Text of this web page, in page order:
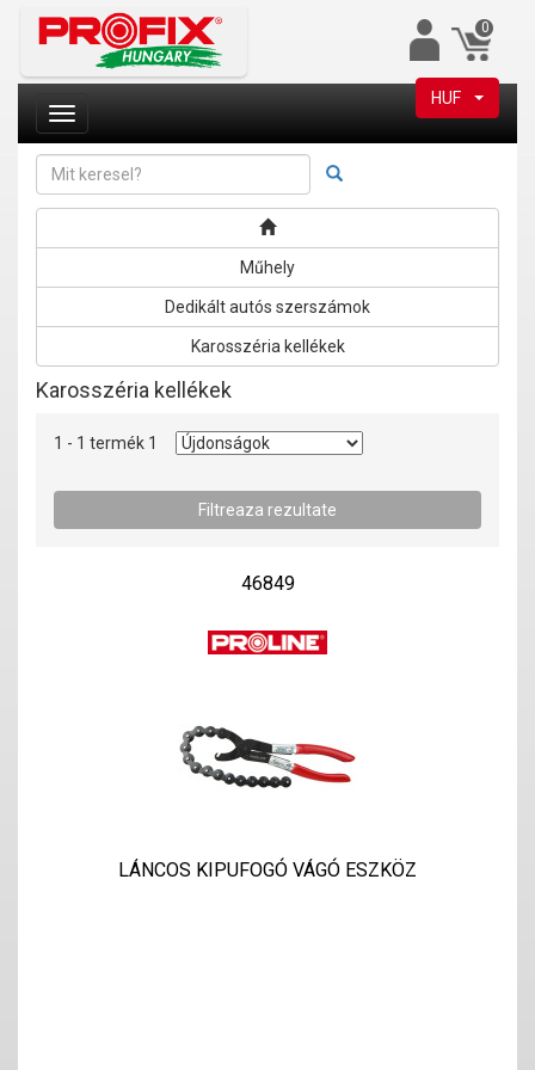
0
HUF
Műhely
Dedikált autós szerszámok
Karosszéria kellékek
Karosszéria kellékek
1 - 1 termék 1
46849
LÁNCOS KIPUFOGÓ VÁGÓ ESZKÖZ